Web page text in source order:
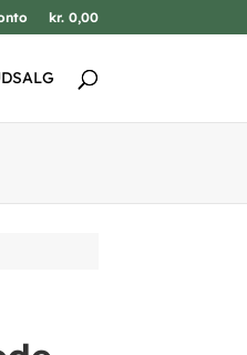
kr. 0,00